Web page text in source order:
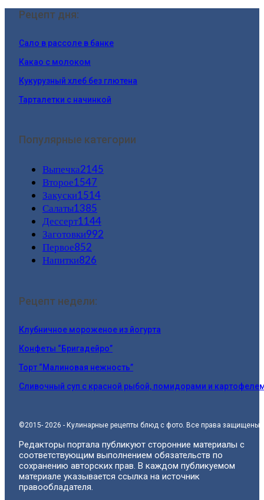
Рецепт дня:
Сало в рассоле в банке
Какао с молоком
Кукурузный хлеб без глютена
Тарталетки с начинкой
Популярные категории
Выпечка2145
Второе1547
Закуски1514
Салаты1385
Дессерт1144
Заготовки992
Первое852
Напитки826
Рецепт недели:
Клубничное мороженое из йогурта
Конфеты “Бригадейро”
Торт “Малиновая нежность”
Сливочный суп с красной рыбой, помидорами и
©2015- 2026 - Кулинарные рецепты блюд с фото. Все права защищены.
Редакторы портала публикуют сторонние материалы с
соответствующим выполнением обязательств по
сохранению авторских прав. В каждом публикуемом
материале указывается ссылка на источник
правообладателя.